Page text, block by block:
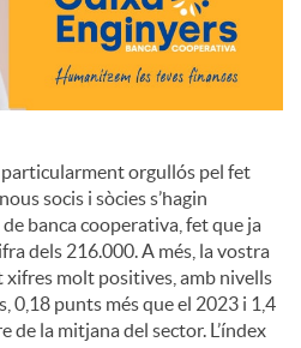
orgullós pel fet
socis i sòcies s’hagin
banca cooperativa, fet que ja
dels 216.000. A més, la vostra
xifres molt positives, amb nivells
0,18 punts més que el 2023 i 1,4
de la mitjana del sector. L’índex